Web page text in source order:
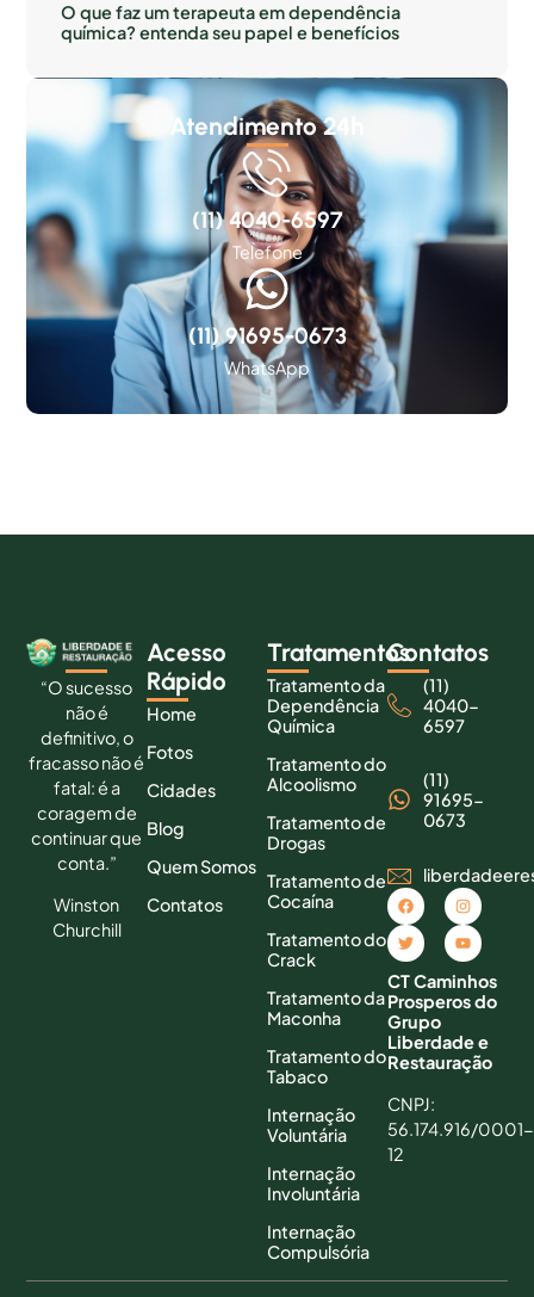
O que faz um terapeuta em dependência
química? entenda seu papel e benefícios
Atendimento 24h
(11) 4040-6597
Telefone
(11) 91695-0673
WhatsApp
“O sucesso
não é
definitivo, o
fracasso não é
fatal: é a
coragem de
continuar que
conta.”
Winston
Churchill
Acesso
Rápido
Home
Fotos
Cidades
Blog
Quem Somos
Contatos
Tratamentos
Tratamento da
Dependência
Química
Tratamento do
Alcoolismo
Tratamento de
Drogas
Tratamento de
Cocaína
Tratamento do
Crack
Tratamento da
Maconha
Tratamento do
Tabaco
Internação
Voluntária
Internação
Involuntária
Internação
Compulsória
Contatos
(11)
4040-
6597
(11)
91695-
0673
CT Caminhos
Prosperos do
Grupo
Liberdade e
Restauração
CNPJ:
56.174.916/0001-
12